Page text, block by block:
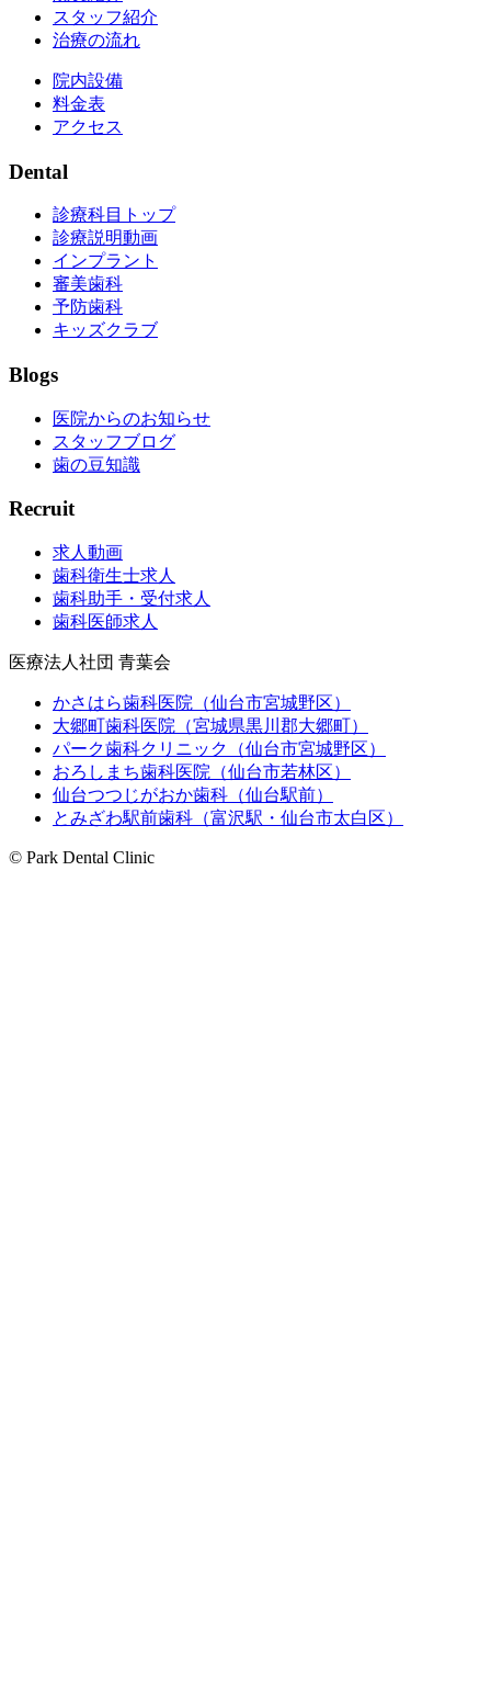
スタッフ紹介
治療の流れ
院内設備
料金表
アクセス
Dental
診療科目トップ
診療説明動画
インプラント
審美歯科
予防歯科
キッズクラブ
Blogs
医院からのお知らせ
スタッフブログ
歯の豆知識
Recruit
求人動画
歯科衛生士求人
歯科助手・受付求人
歯科医師求人
医療法人社団 青葉会
かさはら歯科医院（仙台市宮城野区）
大郷町歯科医院（宮城県黒川郡大郷町）
パーク歯科クリニック（仙台市宮城野区）
おろしまち歯科医院（仙台市若林区）
仙台つつじがおか歯科（仙台駅前）
とみざわ駅前歯科（富沢駅・仙台市太白区）
© Park Dental Clinic